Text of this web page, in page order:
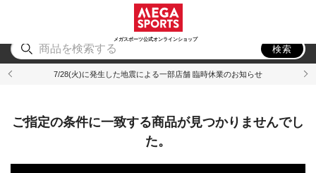
メガスポーツ公式オンラインショップ
アウトドア
検索
7/28(火)に発生した地震による一部店舗 臨時休業のお知らせ
ご指定の条件に一致する商品が見つかりませんでし
た。